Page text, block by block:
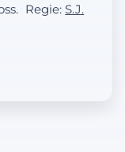
Regie:S.J.